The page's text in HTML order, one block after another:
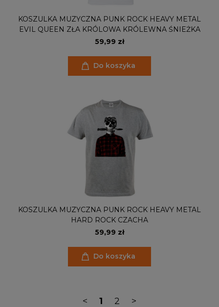
KOSZULKA MUZYCZNA PUNK ROCK HEAVY METAL
EVIL QUEEN ZŁA KRÓLOWA KRÓLEWNA ŚNIEŻKA
59,99 zł
Do koszyka
KOSZULKA MUZYCZNA PUNK ROCK HEAVY METAL
HARD ROCK CZACHA
59,99 zł
Do koszyka
< 1 2 >